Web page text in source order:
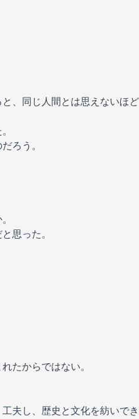
、同じ人間とは思えないほ
ろう。
思った。
たからではない。
夫し、歴史と文化を紡いで